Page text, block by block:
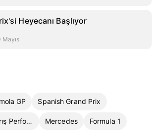
Heyecanı Başlıyor
Mayıs
GP Spanish Grand Prix
Oscar Piastri'nin Yarış Performansları Mercedes Formula 1